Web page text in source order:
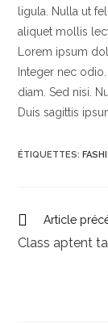
ligula. Nulla ut
aliquet mollis
Lorem ipsum
Integer nec
diam. Sed nisi.
Duis sagittis
ÉTIQUETTES:
Article
Class aptent